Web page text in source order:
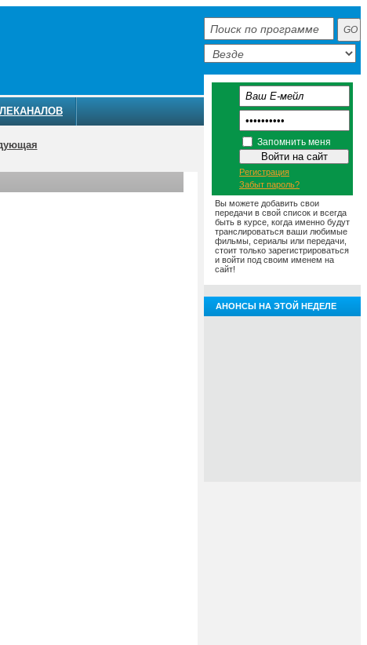
Запомнить меня
Регистрация
Забыт пароль?
Вы можете добавить свои
передачи в свой список и всегда
быть в курсе, когда именно будут
транслироваться ваши любимые
фильмы, сериалы или передачи,
стоит только зарегистрироваться
и войти под своим именем на
сайт!
АНОНСЫ НА ЭТОЙ НЕДЕЛЕ